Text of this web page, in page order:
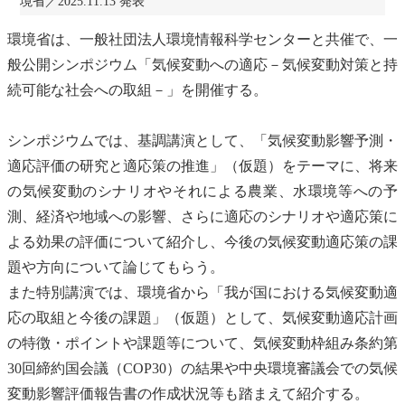
環境省は、一般社団法人環境情報科学センターと共催で、一
般公開シンポジウム「 気候変動への適応－ 気候変動対策と持
続可能な社会への取組－」を開催する。
シンポジウムでは、基調講演として、「 気候変動影響予測・
適応評価の研究と適応策の推進」（仮題）をテーマに、将来
の気候変動のシナリオやそれによる農業、水環境等への予
測、経済や地域への影響、さらに適応のシナリオや適応策に
よる効果の評価について紹介し、今後の気候変動適応策の課
題や方向について論じてもらう。
また特別講演では、環境省から「我が国における気候変動適
応の取組と今後の課題」（仮題）として、 気候変動適応計画
の特徴・ポイントや課題等について、 気候変動枠組み条約第
30回締約国会議（COP30）の結果や中央環境審議会での気候
変動影響評価報告書の作成状況等も踏まえて紹介する。